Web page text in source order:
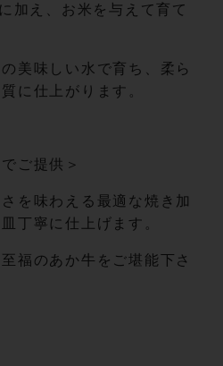
加え、お米を与えて育て
美味しい水で育ち、柔ら
に仕上がります。
ご提供＞
を味わえる最適な焼き加
丁寧に仕上げます。
福のあか牛をご堪能下さ